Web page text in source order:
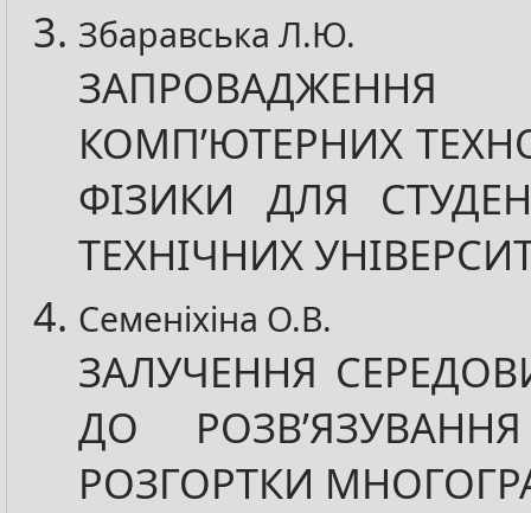
Збаравська Л.Ю.
КОМП’ЮТЕРНИХ
ФІЗИКИ ДЛЯ
ТЕХНІЧНИХ
Семеніхіна О.В.
ЗАЛУЧЕННЯ
ДО
РОЗГОРТКИ